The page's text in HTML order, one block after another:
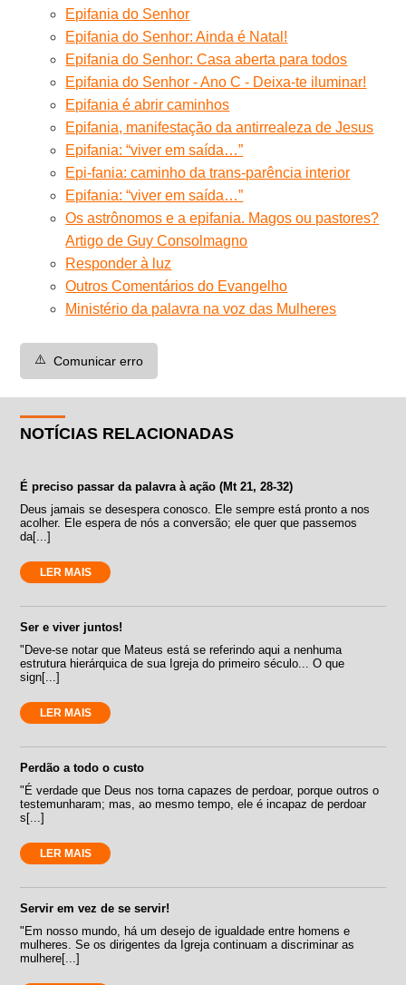
Epifania do Senhor
Epifania do Senhor: Ainda é Natal!
Epifania do Senhor: Casa aberta para todos
Epifania do Senhor - Ano C - Deixa-te iluminar!
Epifania é abrir caminhos
Epifania, manifestação da antirrealeza de Jesus
Epifania: “viver em saída…”
Epi-fania: caminho da trans-parência interior
Epifania: “viver em saída…”
Os astrônomos e a epifania. Magos ou pastores?
Artigo de Guy Consolmagno
Responder à luz
Outros Comentários do Evangelho
Ministério da palavra na voz das Mulheres
⚠️ Comunicar erro
NOTÍCIAS RELACIONADAS
É preciso passar da palavra à ação (Mt 21, 28-32)
Deus jamais se desespera conosco. Ele sempre está pronto a nos
acolher. Ele espera de nós a conversão; ele quer que passemos
da[...]
LER MAIS
Ser e viver juntos!
"Deve-se notar que Mateus está se referindo aqui a nenhuma
estrutura hierárquica de sua Igreja do primeiro século... O que
sign[...]
LER MAIS
Perdão a todo o custo
"É verdade que Deus nos torna capazes de perdoar, porque outros o
testemunharam; mas, ao mesmo tempo, ele é incapaz de perdoar
s[...]
LER MAIS
Servir em vez de se servir!
"Em nosso mundo, há um desejo de igualdade entre homens e
mulheres. Se os dirigentes da Igreja continuam a discriminar as
mulhere[...]